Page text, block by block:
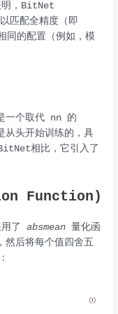
明，BitNet
匹配全精度（即
同的配置（例如，模
个取代 nn 的
从头开始训练的，具
相比，它引入了
Function)
用了absmean 量化函
然后将每个值四舍五